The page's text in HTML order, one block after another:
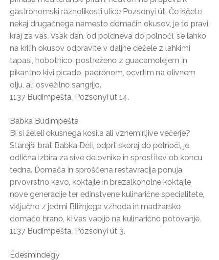
gastronomski raznolikosti ulice Pozsonyi út. Če iščete
nekaj drugačnega namesto domačih okusov, je to pravi
kraj za vas. Vsak dan, od poldneva do polnoči, se lahko
na krilih okusov odpravite v daljne dežele z lahkimi
tapasi, hobotnico, postreženo z guacamolejem in
pikantno kivi picado, padrónom, ocvrtim na olivnem
olju, ali osvežilno sangrijo.
1137 Budimpešta, Pozsonyi út 14.
Babka Budimpešta
Bi si želeli okusnega kosila ali vznemirljive večerje?
Starejši brat Babka Deli, odprt skoraj do polnoči, je
odlična izbira za sive delovnike in sprostitev ob koncu
tedna. Domača in sproščena restavracija ponuja
prvovrstno kavo, koktajle in brezalkoholne koktajle
nove generacije ter edinstvene kulinarične specialitete,
vključno z jedmi Bližnjega vzhoda in madžarsko
domačo hrano, ki vas vabijo na kulinarično potovanje.
1137 Budimpešta, Pozsonyi út 3.
Édesmindegy